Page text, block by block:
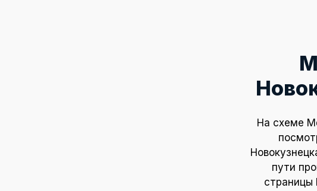
На схеме
пути
страницы